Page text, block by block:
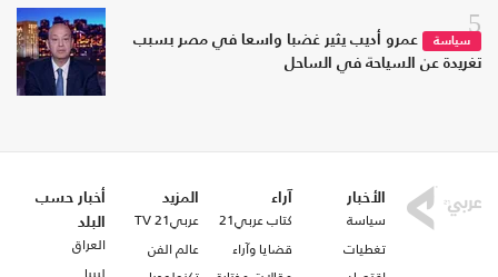
5
سياسة
عمرو أديب يثير غضبا واسعا في مصر بسبب
تغريدة عن السياحة في الساحل
الأخبار
سياسة
تغطيات
آراء
كتاب عربي21
قضايا وآراء
المزيد
عربي21 TV
عالم الفن
أخبار حسب
البلد
العراق